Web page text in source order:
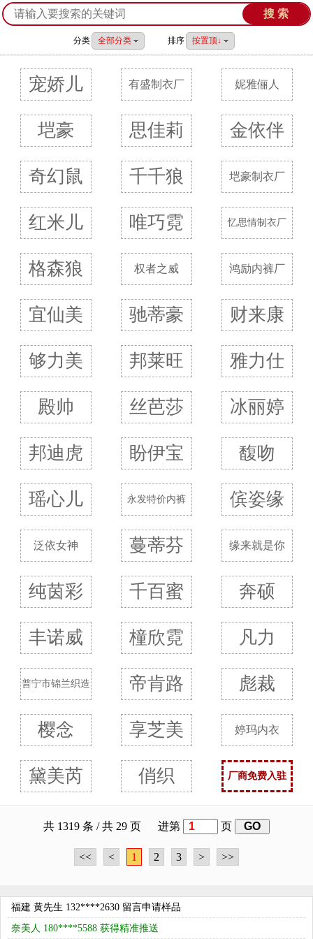
分类 全部分类 排序 按置顶↓
宠娇儿 有盛制衣厂 妮雅俪人
垲豪 思佳莉 金依伴
奇幻鼠 千千狼 垲豪制衣厂
红米儿 唯巧霓 忆思情制衣厂
格森狼 权者之威 鸿励内裤厂
宜仙美 驰蒂豪 财来康
够力美 邦莱旺 雅力仕
殿帅 丝芭莎 冰丽婷
邦迪虎 盼伊宝 馥吻
瑶心儿 永发特价内裤 傧姿缘
泛依女神 蔓蒂芬 缘来就是你
纯茵彩 千百蜜 奔硕
丰诺威 橦欣霓 凡力
普宁市锦兰织造 帝肯路 彪裁
樱念 享芝美 婷玛内衣
黛美芮 俏织 厂商免费入驻
共 1319 条 / 共 29 页 进第 页
<< < 1 2 3 > >>
河北 赵女士 138****8387 留言申请样品
伊正美 199****5522 获得精准推送
福建 黄先生 132****2630 留言申请样品
奈美人 180****5588 获得精准推送